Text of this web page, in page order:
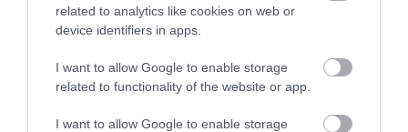
related to analytics like cookies on web or
device identifiers in apps.
I want to allow Google to enable storage
related to functionality of the website or app.
I want to allow Google to enable storage